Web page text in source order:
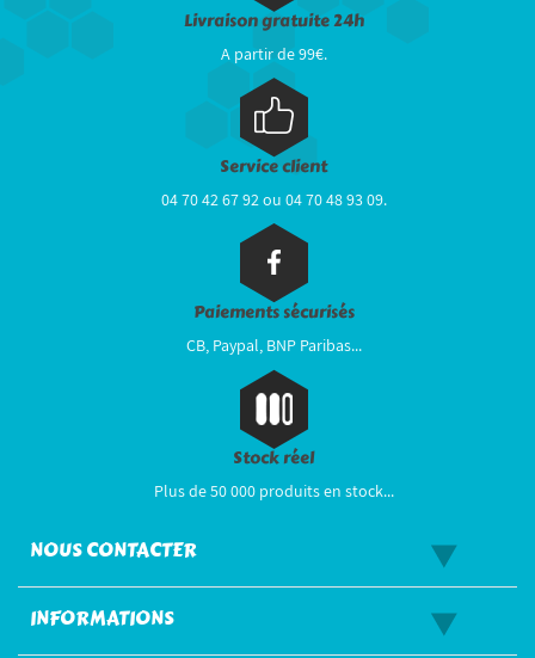
Livraison gratuite 24h
A partir de 99€.
Service client
04 70 42 67 92 ou 04 70 48 93 09.
Paiements sécurisés
CB, Paypal, BNP Paribas...
Stock réel
Plus de 50 000 produits en stock...
NOUS CONTACTER
INFORMATIONS